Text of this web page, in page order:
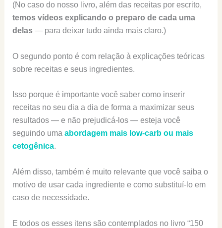
(No caso do nosso livro, além das receitas por escrito,
temos vídeos explicando o preparo de cada uma
delas — para deixar tudo ainda mais claro.)
O segundo ponto é com relação à explicações teóricas
sobre receitas e seus ingredientes.
Isso porque é importante você saber como inserir
receitas no seu dia a dia de forma a maximizar seus
resultados — e não prejudicá-los — esteja você
seguindo uma abordagem mais low-carb ou mais
cetogênica.
Além disso, também é muito relevante que você saiba o
motivo de usar cada ingrediente e como substituí-lo em
caso de necessidade.
E todos os esses itens são contemplados no livro “150